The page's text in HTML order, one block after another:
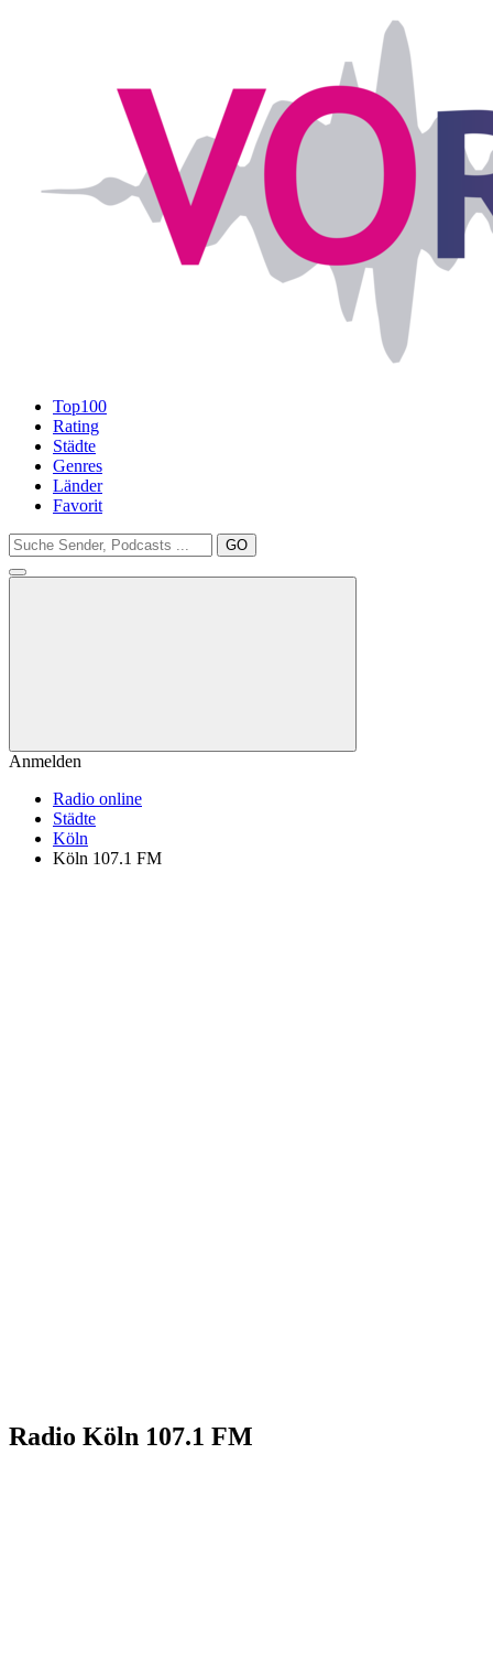
Top100
Rating
Städte
Genres
Länder
Favorit
GO
Anmelden
Radio online
Städte
Köln
Köln 107.1 FM
Radio Köln 107.1 FM